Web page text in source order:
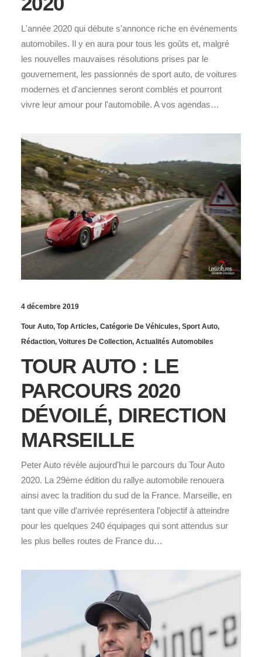
L'année 2020 qui débute s'annonce riche en événements
automobiles. Il y en aura pour tous les goûts et, malgré
les nouvelles mauvaises résolutions prises par le
gouvernement, les passionnés de sport auto, de voitures
modernes et d'anciennes seront comblés et pourront
vivre leur amour pour l'automobile. A vos agendas…
4 décembre 2019
Tour Auto, Top Articles, Catégorie De Véhicules, Sport Auto,
Rédaction, Voitures De Collection, Actualités Automobiles
TOUR AUTO : LE
PARCOURS 2020
DÉVOILÉ, DIRECTION
MARSEILLE
Peter Auto révèle aujourd'hui le parcours du Tour Auto
2020. La 29ème édition du rallye automobile renouera
ainsi avec la tradition du sud de la France. Marseille, en
tant que ville d'arrivée représentera l'objectif à atteindre
pour les quelques 240 équipages qui sont attendus sur
les plus belles routes de France du…